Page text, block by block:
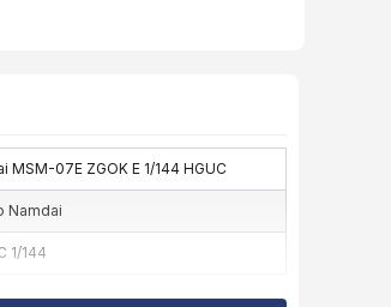
MSM-07E ZGOK E 1/144 HGUC
Namdai
1/144